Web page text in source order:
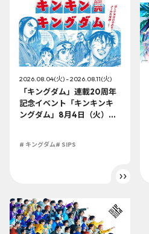
2026.08.04(火) - 2026.08.11(火)
「キングダム」連載20周年
記念イベント「キンキンキ
ングダム」8月4日（火）よ
# キングダム# SIPS